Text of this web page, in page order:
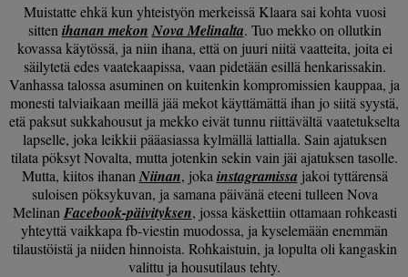
Muistatte ehkä kun yhteistyön merkeissä Klaara sai kohta vuosi
sitten ihanan mekon Nova Melinalta. Tuo mekko on ollutkin
kovassa käytössä, ja niin ihana, että on juuri niitä vaatteita, joita ei
säilytetä edes vaatekaapissa, vaan pidetään esillä henkarissakin.
Vanhassa talossa asuminen on kuitenkin kompromissien kauppaa, ja
monesti talviaikaan meillä jää mekot käyttämättä ihan jo siitä syystä,
etä paksut sukkahousut ja mekko eivät tunnu riittävältä vaatetukselta
lapselle, joka leikkii pääasiassa kylmällä lattialla. Sain ajatuksen
tilata pöksyt Novalta, mutta jotenkin sekin vain jäi ajatuksen tasolle.
Mutta, kiitos ihanan Niinan, joka instagramissa jakoi tyttärensä
suloisen pöksykuvan, ja samana päivänä eteeni tulleen Nova
Melinan Facebook-päivityksen, jossa käskettiin ottamaan rohkeasti
yhteyttä vaikkapa fb-viestin muodossa, ja kyselemään enemmän
tilaustöistä ja niiden hinnoista. Rohkaistuin, ja lopulta oli kangaskin
valittu ja housutilaus tehty.